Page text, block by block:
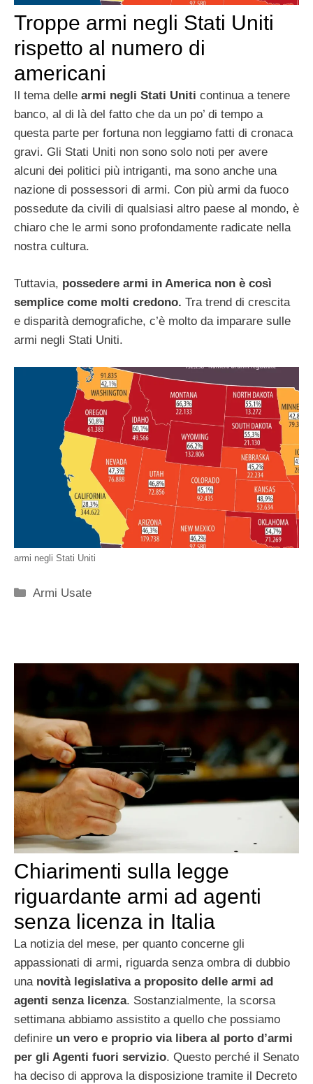
Troppe armi negli Stati Uniti
rispetto al numero di
americani
Il tema delle armi negli Stati Uniti continua a tenere
banco, al di là del fatto che da un po’ di tempo a
questa parte per fortuna non leggiamo fatti di cronaca
gravi. Gli Stati Uniti non sono solo noti per avere
alcuni dei politici più intriganti, ma sono anche una
nazione di possessori di armi. Con più armi da fuoco
possedute da civili di qualsiasi altro paese al mondo, è
chiaro che le armi sono profondamente radicate nella
nostra cultura.
Tuttavia, possedere armi in America non è così
semplice come molti credono. Tra trend di crescita
e disparità demografiche, c’è molto da imparare sulle
armi negli Stati Uniti.
armi negli Stati Uniti
Categorie
Armi Usate
Chiarimenti sulla legge
riguardante armi ad agenti
senza licenza in Italia
La notizia del mese, per quanto concerne gli
appassionati di armi, riguarda senza ombra di dubbio
una novità legislativa a proposito delle armi ad
agenti senza licenza. Sostanzialmente, la scorsa
settimana abbiamo assistito a quello che possiamo
definire un vero e proprio via libera al porto d’armi
per gli Agenti fuori servizio. Questo perché il Senato
ha deciso di approva la disposizione tramite il Decreto